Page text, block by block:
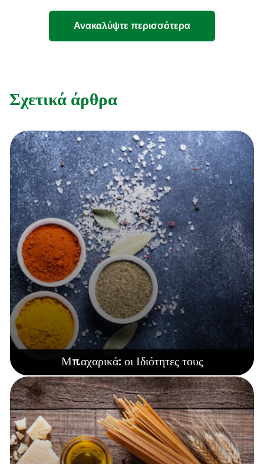
Ανακαλύψτε περισσότερα
Σχετικά άρθρα
Μπαχαρικά: οι Ιδιότητες τους